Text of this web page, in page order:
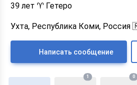
39 лет♈ Гетеро
Ухта, Республика Коми,
Написать сообщение
1 0